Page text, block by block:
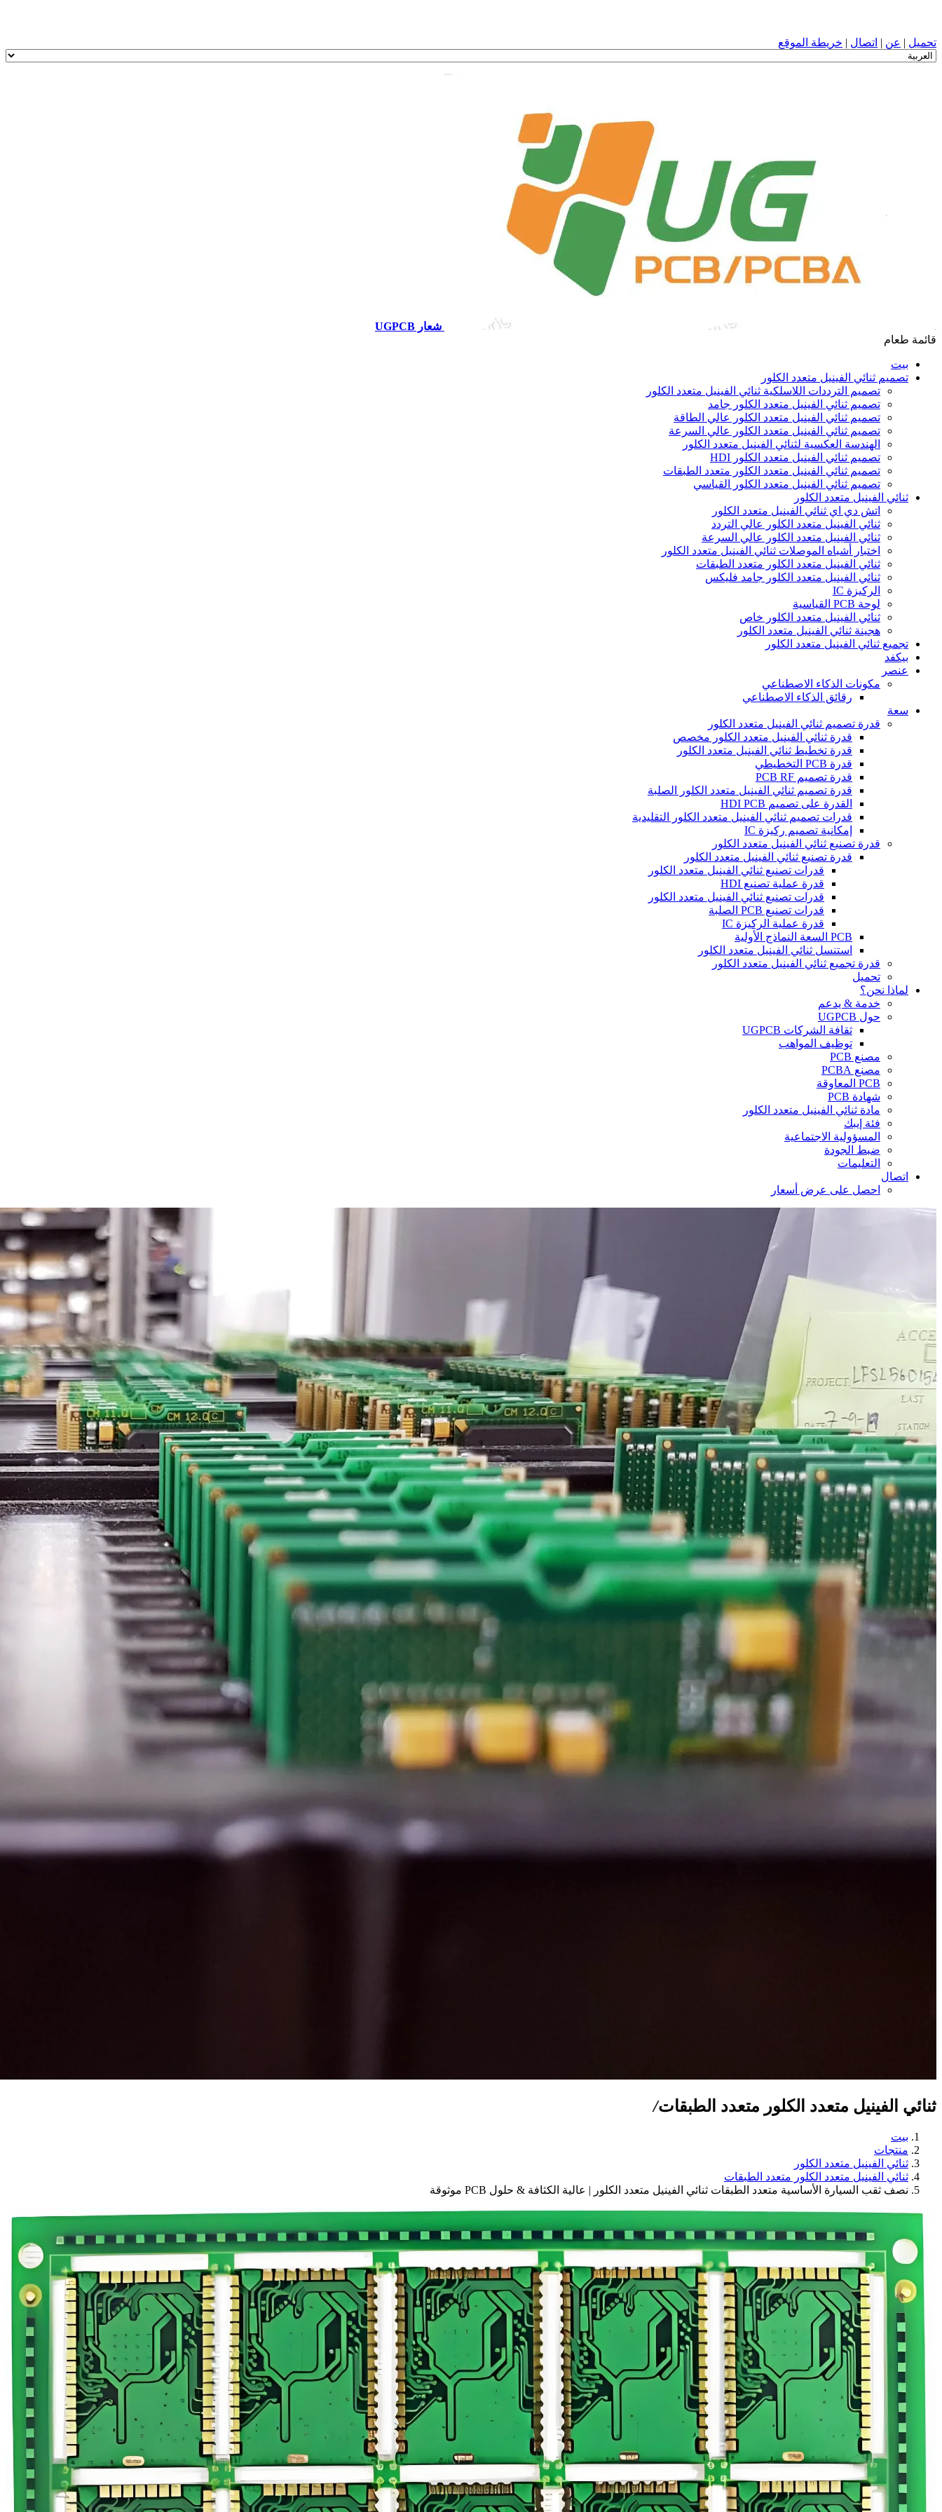
تحميل | عن | اتصال | خريطة الموقع
شعار UGPCB
قائمة طعام
بيت
تصميم ثنائي الفينيل متعدد الكلور
تصميم الترددات اللاسلكية ثنائي الفينيل متعدد الكلور
تصميم ثنائي الفينيل متعدد الكلور جامد
تصميم ثنائي الفينيل متعدد الكلور عالي الطاقة
تصميم ثنائي الفينيل متعدد الكلور عالي السرعة
الهندسة العكسية لثنائي الفينيل متعدد الكلور
تصميم ثنائي الفينيل متعدد الكلور HDI
تصميم ثنائي الفينيل متعدد الكلور متعدد الطبقات
تصميم ثنائي الفينيل متعدد الكلور القياسي
ثنائي الفينيل متعدد الكلور
اتش دي اي ثنائي الفينيل متعدد الكلور
ثنائي الفينيل متعدد الكلور عالي التردد
ثنائي الفينيل متعدد الكلور عالي السرعة
اختبار أشباه الموصلات ثنائي الفينيل متعدد الكلور
ثنائي الفينيل متعدد الكلور متعدد الطبقات
ثنائي الفينيل متعدد الكلور جامد فليكس
الركيزة IC
لوحة PCB القياسية
ثنائي الفينيل متعدد الكلور خاص
هجينة ثنائي الفينيل متعدد الكلور
تجميع ثنائي الفينيل متعدد الكلور
بيكفد
عنصر
مكونات الذكاء الاصطناعي
رقائق الذكاء الاصطناعي
سعة
قدرة تصميم ثنائي الفينيل متعدد الكلور
قدرة ثنائي الفينيل متعدد الكلور مخصص
قدرة تخطيط ثنائي الفينيل متعدد الكلور
قدرة PCB التخطيطي
قدرة تصميم PCB RF
قدرة تصميم ثنائي الفينيل متعدد الكلور الصلبة
القدرة على تصميم HDI PCB
قدرات تصميم ثنائي الفينيل متعدد الكلور التقليدية
إمكانية تصميم ركيزة IC
قدرة تصنيع ثنائي الفينيل متعدد الكلور
قدرة تصنيع ثنائي الفينيل متعدد الكلور
قدرات تصنيع ثنائي الفينيل متعدد الكلور
قدرة عملية تصنيع HDI
قدرات تصنيع ثنائي الفينيل متعدد الكلور
قدرات تصنيع PCB الصلبة
قدرة عملية الركيزة IC
PCB السعة النماذج الأولية
استنسل ثنائي الفينيل متعدد الكلور
قدرة تجميع ثنائي الفينيل متعدد الكلور
تحميل
لماذا نحن؟
خدمة & يدعم
حول UGPCB
ثقافة الشركات UGPCB
توظيف المواهب
مصنع PCB
مصنع PCBA
PCB المعاوقة
شهادة PCB
مادة ثنائي الفينيل متعدد الكلور
فئة إيبك
المسؤولية الاجتماعية
ضبط الجودة
التعليمات
اتصال
احصل على عرض أسعار
ثنائي الفينيل متعدد الكلور متعدد الطبقات/
بيت
منتجات
ثنائي الفينيل متعدد الكلور
ثنائي الفينيل متعدد الكلور متعدد الطبقات
نصف ثقب السيارة الأساسية متعدد الطبقات ثنائي الفينيل متعدد الكلور | عالية الكثافة & حلول PCB موثوقة